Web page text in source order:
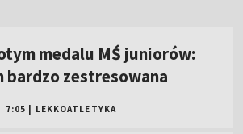
Multi1Liga! Oglądaj transmisję sobotnich
meczów 3. kolejki!